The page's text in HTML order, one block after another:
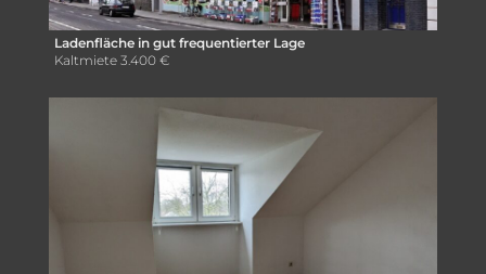
Ladenfläche in gut frequentierter Lage
Kaltmiete 3.400 €